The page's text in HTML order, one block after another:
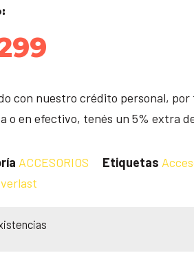
con nuestro crédito personal,
o en efectivo, tenés un 5% extra
ACCESORIOS Etiquetas